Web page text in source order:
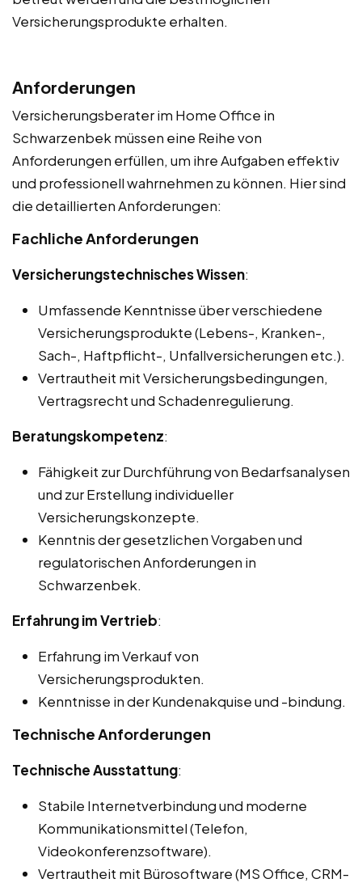
Versicherungsprodukte erhalten.
Anforderungen
Versicherungsberater im Home Office in
Schwarzenbek müssen eine Reihe von
Anforderungen erfüllen, um ihre Aufgaben effektiv
und professionell wahrnehmen zu können. Hier sind
die detaillierten Anforderungen:
Fachliche Anforderungen
Versicherungstechnisches Wissen:
Umfassende Kenntnisse über verschiedene
Versicherungsprodukte (Lebens-, Kranken-,
Sach-, Haftpflicht-, Unfallversicherungen etc.).
Vertrautheit mit Versicherungsbedingungen,
Vertragsrecht und Schadenregulierung.
Beratungskompetenz:
Fähigkeit zur Durchführung von Bedarfsanalysen
und zur Erstellung individueller
Versicherungskonzepte.
Kenntnis der gesetzlichen Vorgaben und
regulatorischen Anforderungen in
Schwarzenbek.
Erfahrung im Vertrieb:
Erfahrung im Verkauf von
Versicherungsprodukten.
Kenntnisse in der Kundenakquise und -bindung.
Technische Anforderungen
Technische Ausstattung:
Stabile Internetverbindung und moderne
Kommunikationsmittel (Telefon,
Videokonferenzsoftware).
Vertrautheit mit Bürosoftware (MS Office, CRM-